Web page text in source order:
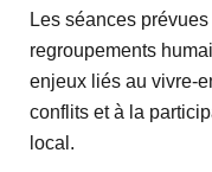
Les séances
regroupements
enjeux liés au vivre-
conflits et à la
local.